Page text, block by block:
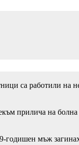
са работили на
прилича на
мъж